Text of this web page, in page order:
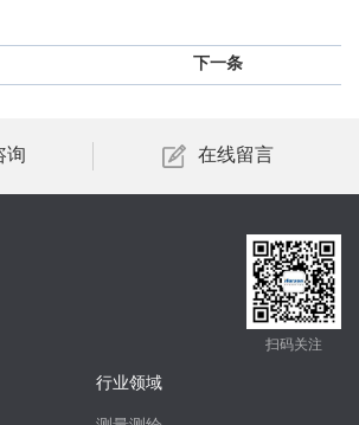
下一条
询 在线留言
扫码关注
行业领域